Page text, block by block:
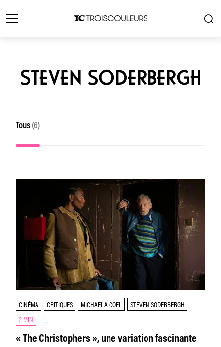
STEVEN SODERBERGH
Tous (6)
CINÉMA CRITIQUES MICHAELA COEL
STEVEN SODERBERGH
2 MIN
« The Christophers », une variation fascinante